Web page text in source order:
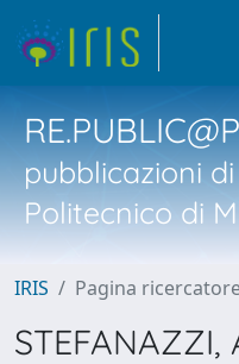
pubblicazioni
Politecnico di
IRIS Pagina
STEFANAZZI,